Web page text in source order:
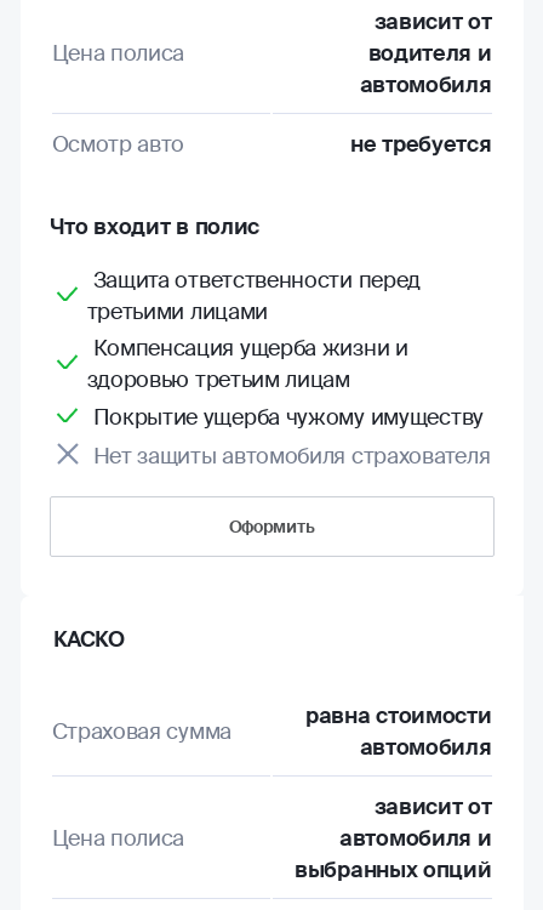
Цена полиса
зависит от
водителя и
автомобиля
Осмотр авто не требуется
Что входит в полис
Защита ответственности перед
третьими лицами
Компенсация ущерба жизни и
здоровью третьим лицам
Покрытие ущерба чужому имуществу
Нет защиты автомобиля страхователя
Оформить
КАСКО
Страховая сумма
равна стоимости
автомобиля
Цена полиса
зависит от
автомобиля и
выбранных опций